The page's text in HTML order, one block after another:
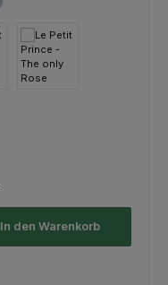
In den Warenkorb